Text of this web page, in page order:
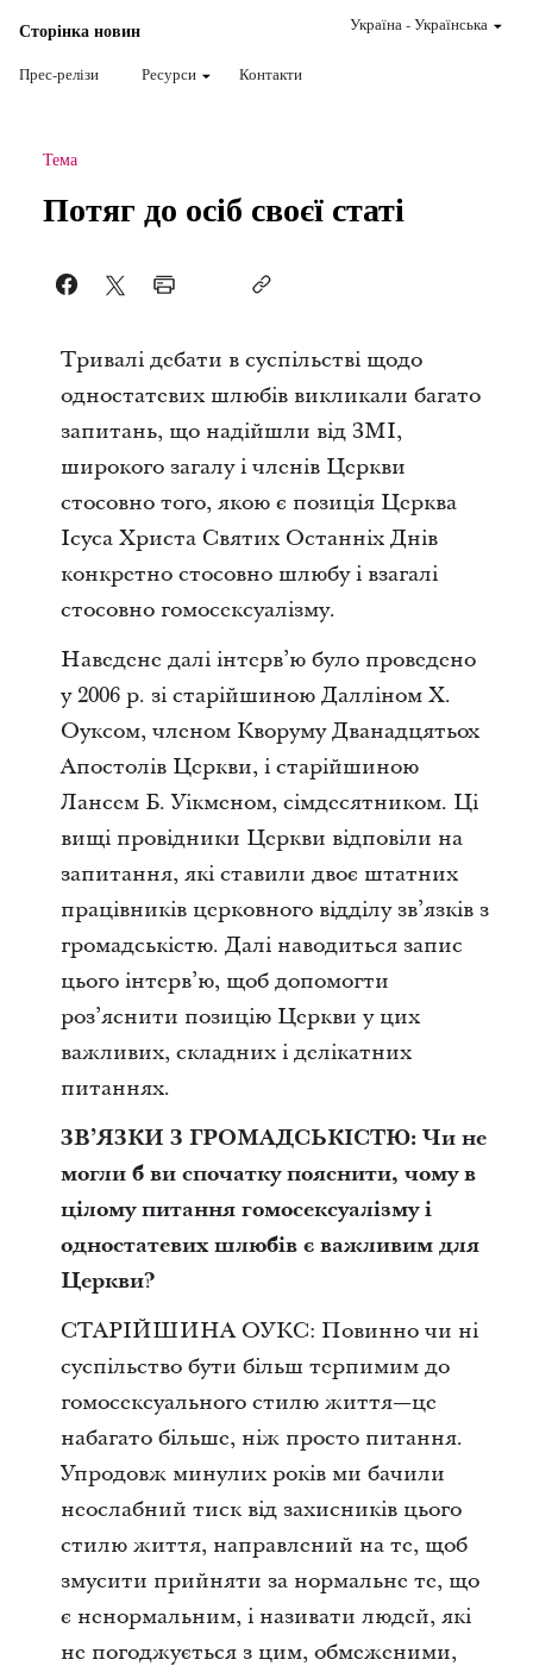
Сторінка новин
Прес-релізи Ресурси Контакти
Україна-Українська
Тема
Потяг до осіб своєї статі
Тривалі дебати в суспільстві щодо
одностатевих шлюбів викликали багато
запитань, що надійшли від ЗМІ,
широкого загалу і членів Церкви
стосовно того, якою є позиція Церква
Ісуса Христа Святих Останніх Днів
конкретно стосовно шлюбу і взагалі
стосовно гомосексуалізму.
Наведене далі інтерв’ю було проведено
у 2006 р. зі старійшиною Далліном Х.
Оуксом, членом Кворуму Дванадцятьох
Апостолів Церкви, і старійшиною
Лансем Б. Уікменом, сімдесятником. Ці
вищі провідники Церкви відповіли на
запитання, які ставили двоє штатних
працівників церковного відділу зв’язків з
громадськістю. Далі наводиться запис
цього інтерв’ю, щоб допомогти
роз’яснити позицію Церкви у цих
важливих, складних і делікатних
питаннях.
ЗВ’ЯЗКИ З ГРОМАДСЬКІСТЮ: Чи не
могли б ви спочатку пояснити, чому в
цілому питання гомосексуалізму і
одностатевих шлюбів є важливим для
Церкви?
СТАРІЙШИНА ОУКС: Повинно чи ні
суспільство бути більш терпимим до
гомосексуального стилю життя—це
набагато більше, ніж просто питання.
Упродовж минулих років ми бачили
неослабний тиск від захисників цього
стилю життя, направлений на те, щоб
змусити прийняти за нормальне те, що
є ненормальним, і називати людей, які
не погоджується з цим, обмеженими,